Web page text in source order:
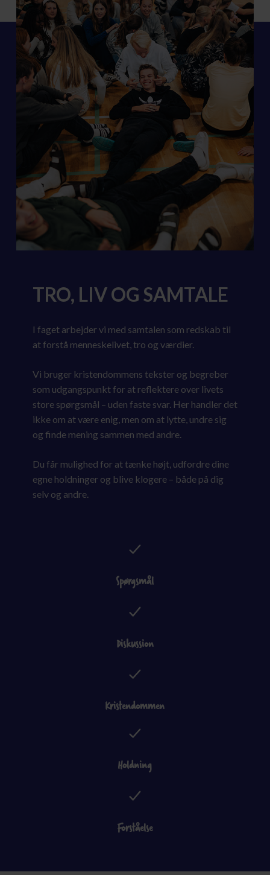
TRO, LIV OG SAMTALE
I faget arbejder vi med samtalen som redskab til
at forstå menneskelivet, tro og værdier.
Vi bruger kristendommens tekster og begreber
som udgangspunkt for at reflektere over livets
store spørgsmål – uden faste svar. Her handler det
ikke om at være enig, men om at lytte, undre sig
og finde mening sammen med andre.
Du får mulighed for at tænke højt, udfordre dine
egne holdninger og blive klogere – både på dig
selv og andre.
Spørgsmål
Diskussion
Kristendommen
Holdning
Forståelse